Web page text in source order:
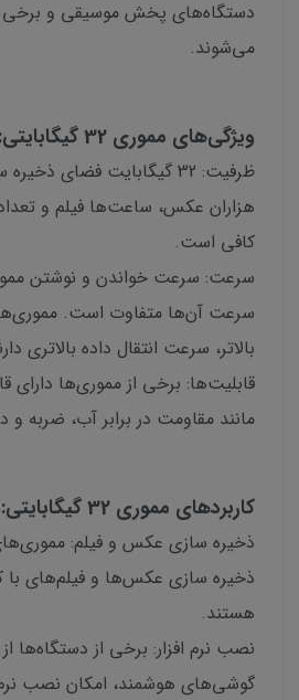
دستگاه‌های پخش موسیقی و برخی
می‌شوند.
ویژگی‌های مموری 32 گیگابایتی:
ظرفیت: 32 گیگابایت فضای
هزاران عکس، ساعت‌ها فیلم و
کافی است.
سرعت: سرعت خواندن و نوشتن
سرعت آن‌ها متفاوت است.
بالاتر، سرعت انتقال داده بالاتری
قابلیت‌ها: برخی از مموری‌ها دارای
مانند مقاومت در برابر آب، ضربه و
کاربردهای مموری 32 گیگابایتی:
ذخیره سازی عکس‌ها و فیلم‌های با
هستند.
نصب نرم افزار: برخی از دستگاه‌ها
گوشی‌های هوشمند، امکان نصب نرم